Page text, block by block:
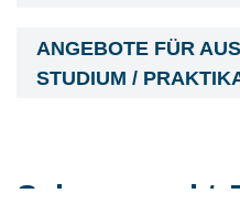
ANGEBOTE FÜR
STUDIUM /
Schwerpunkt-